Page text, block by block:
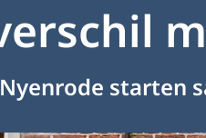
starten